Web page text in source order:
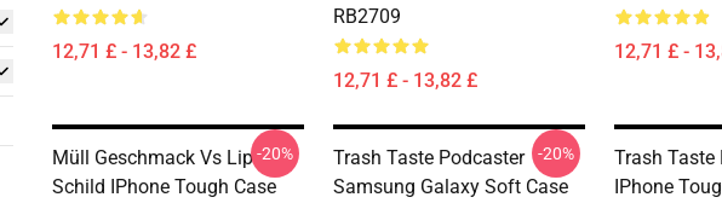
12,71 £ - 13,82 £
RB2709
12,71 £ - 13,82 £
12,71 £ -
Müll Geschmack Vs Lip
Schild IPhone Tough Case
-20%
Trash Taste Podcaster
Samsung Galaxy Soft Case
-20%
Trash Taste
IPhone